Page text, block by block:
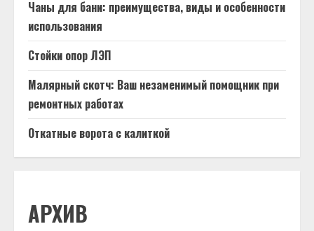
Чаны для бани: преимущества, виды и особенности
использования
Стойки опор ЛЭП
Малярный скотч: Ваш незаменимый помощник при
ремонтных работах
Откатные ворота с калиткой
АРХИВ